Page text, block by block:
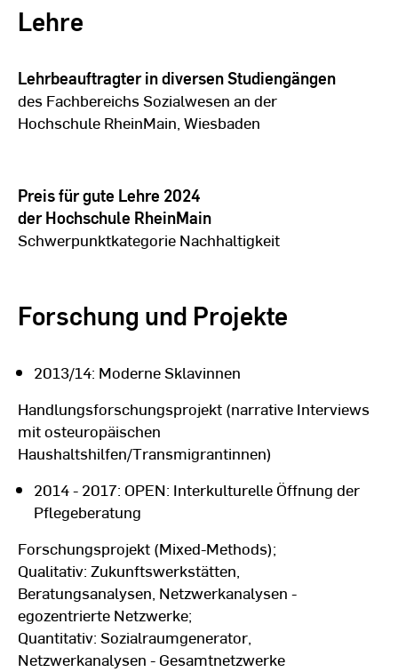
SCPJ 2)
01. 03. 1993 - 28. 02. 1997
Studium Sozialarbeit an der
Hochschule für Sozialwesen Mannheim
(Abschluss: Diplom-Sozialarbeiter (FH), staatl.
anerkannt)
Studium Umweltschutz an der
FH Rheinland-Pfalz / Abt. Bingen am Rhein
03. 09. 1987 - 28. 06. 1988
Fachoberschule für Sozialwesen in
(Abschluss: Fachhochschulreife)
15. 08. 1985 - 14. 07. 1987
Berufsfachschule - Höherer Bildungsgang für
Wirtschaft und Verwaltung in Kaiserslautern
(Abschluss: Kaufmännischer Assistent, staatl.
gepr.)
Lehre
Lehrbeauftragter in diversen Studiengängen
des Fachbereichs Sozialwesen an der
Hochschule RheinMain, Wiesbaden
Preis für gute Lehre 2024
der Hochschule RheinMain
Schwerpunktkategorie Nachhaltigkeit
Forschung und Projekte
2013/14: Moderne Sklavinnen
Handlungsforschungsprojekt (narrative Interviews
mit osteuropäischen
Haushaltshilfen/Transmigrantinnen)
2014 - 2017: OPEN: Interkulturelle Öffnung der
Pflegeberatung
Forschungsprojekt (Mixed-Methods);
Qualitativ: Zukunftswerkstätten,
Beratungsanalysen, Netzwerkanalysen -
egozentrierte Netzwerke;
Quantitativ: Sozialraumgenerator,
Netzwerkanalysen - Gesamtnetzwerke